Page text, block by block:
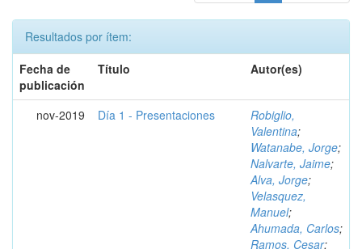
Resultados por ítem:
Fecha de
publicación
Título Autor(es)
nov-2019 Día 1 - Presentaciones
Robiglio,
Valentina;
Watanabe, Jorge;
Nalvarte, Jaime;
Alva, Jorge;
Velasquez,
Manuel;
Ahumada, Carlos;
Ramos, Cesar;